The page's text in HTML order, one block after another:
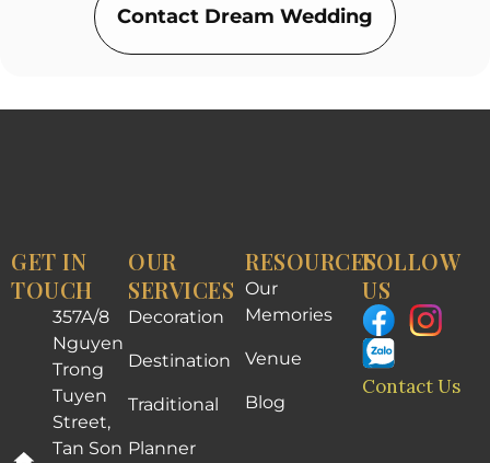
Contact Dream Wedding
GET IN
TOUCH
357A/8
Nguyen
Trong
Tuyen
Street,
Tan Son
OUR
SERVICES
Decoration
Destination
Traditional
Planner
RESOURCES
Our
Memories
Venue
Blog
FOLLOW
US
Contact Us